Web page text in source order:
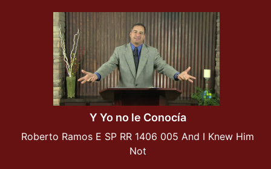
Y Yo no le Conocía
Roberto Ramos E SP RR 1406 005 And I Knew Him
Not